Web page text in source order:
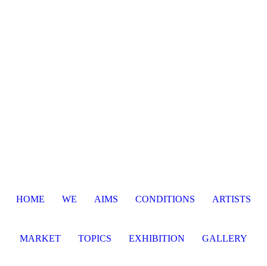
HOME WE AIMS CONDITIONS ARTISTS
MARKET TOPICS EXHIBITION GALLERY